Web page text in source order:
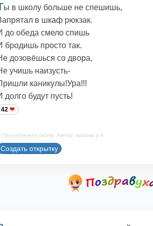
ы в школу больше не спешишь,
в шкаф рюкзак.
до обеда смело спишь
бродишь просто так.
дозовёшься со двора,
учишь наизусть-
каникулы!Ура!!!
долго будут пусть!
42
Принадлежит сайту. Автор: ершова р.н.
Создать открытку